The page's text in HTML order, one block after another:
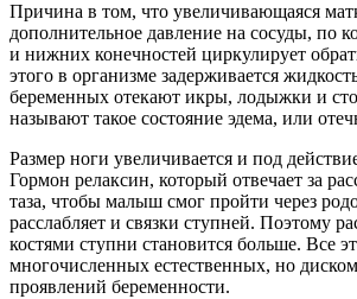
Причина в том, что увеличивающаяся
дополнительное давление на сосуды, по
и нижних конечностей циркулирует
этого в организме задерживается
беременных отекают икры, лодыжки и
называют такое состояние эдема, или
Размер ноги увеличивается и под
Гормон релаксин, который отвечает за
таза, чтобы малыш смог пройти через
расслабляет и связки ступней. Поэтому
костями ступни становится больше. Все
многочисленных естественных, но
проявлений беременности.